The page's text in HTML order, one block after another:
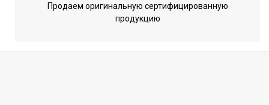
Страна производства
КНР
Продаем оригинальную сертифицированную
продукцию